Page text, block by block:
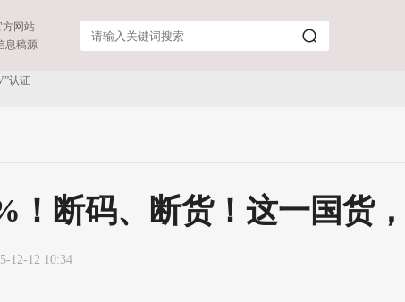
方网站
息稿源
认证
！断码、断货！这一国货
12-12 10:34